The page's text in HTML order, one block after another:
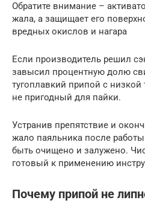
Обратите внимание –
жала, а защищает его
вредных окислов и нагара
Если производитель решил
завысил процентную долю
тугоплавкий припой с
не пригодный для пайки.
Устранив препятствие и
жало паяльника после
быть очищено и залужено.
готовый к применению
Почему припой не